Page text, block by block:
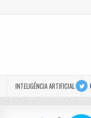
INTELIGÊNCIA ARTIFICIAL